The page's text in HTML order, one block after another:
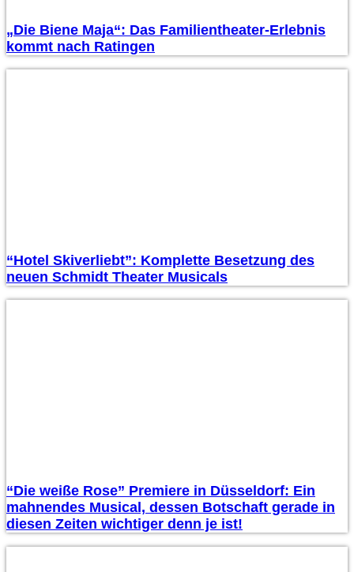
„Die Biene Maja“: Das Familientheater-Erlebnis
kommt nach Ratingen
“Hotel Skiverliebt”: Komplette Besetzung des
neuen Schmidt Theater Musicals
“Die weiße Rose” Premiere in Düsseldorf: Ein
mahnendes Musical, dessen Botschaft gerade in
diesen Zeiten wichtiger denn je ist!